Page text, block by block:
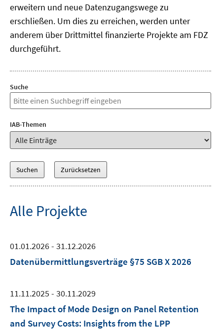
erweitern und neue Datenzugangswege zu
erschließen. Um dies zu erreichen, werden unter
anderem über Drittmittel finanzierte Projekte am FDZ
durchgeführt.
Suche
IAB-Themen
Alle Projekte
01.01.2026 - 31.12.2026
Datenübermittlungsverträge §75 SGB X 2026
11.11.2025 - 30.11.2029
The Impact of Mode Design on Panel Retention
and Survey Costs: Insights from the LPP